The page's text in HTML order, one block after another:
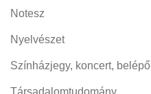
Notesz
Nyelvészet
Színházjegy, koncert, belépő
Társadalomtudomány